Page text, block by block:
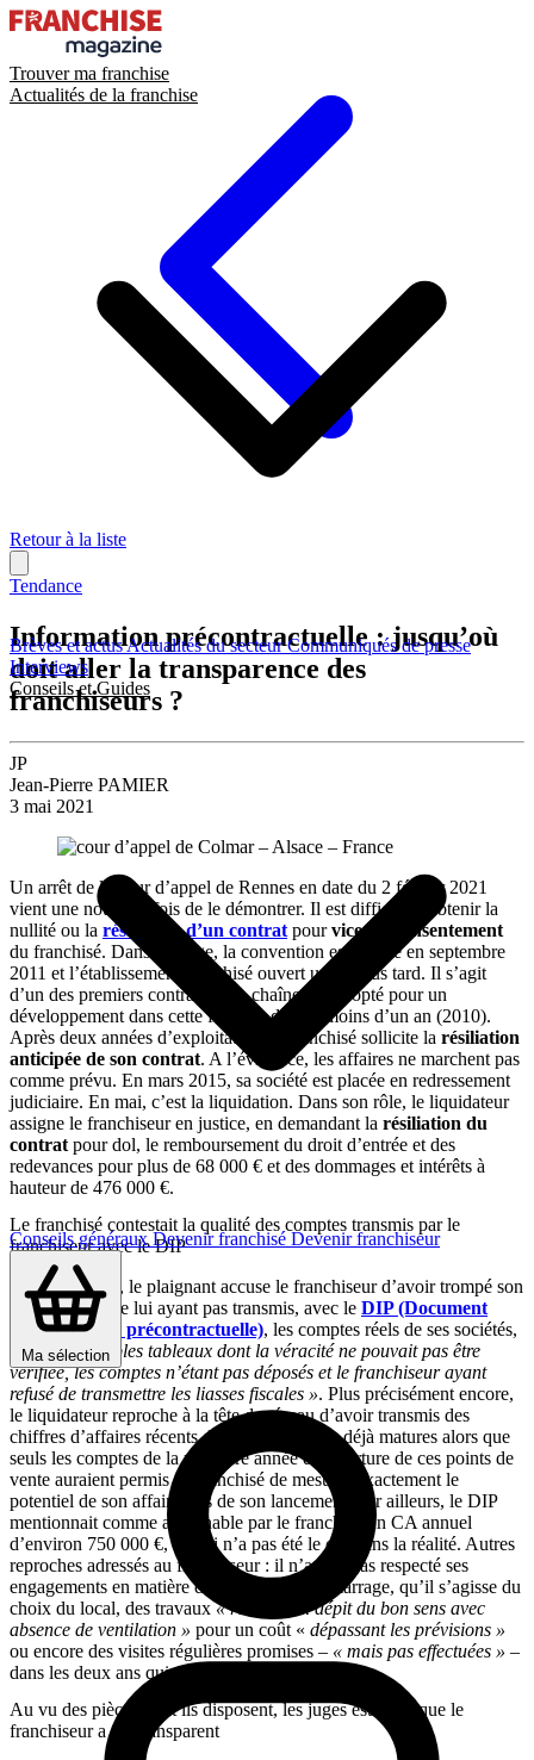
Trouver ma franchise
Actualités de la franchise
Brèves et actusActualités du secteurCommuniqués de presse
Interviews
Conseils et Guides
Conseils générauxDevenir franchisé Devenir franchiseur
Ma sélection
Retour à la liste
Tendance
Information précontractuelle : jusqu’où
doit aller la transparence des
franchiseurs ?
JP
Jean-Pierre PAMIER
3 mai 2021
Un arrêt de la cour d’appel de Rennes en date du 2 février 2021
vient une nouvelle fois de le démontrer. Il est difficile d’obtenir la
nullité ou la résiliation d’un contrat pourvice du consentement
du franchisé. Dans ce litige, la convention est signée en septembre
2011 et l’établissement franchisé ouvert un an plus tard. Il s’agit
d’un des premiers contrats de la chaîne, qui a opté pour un
développement dans cette formule depuis moins d’un an (2010).
Après deux années d’exploitation, le franchisé sollicite la résiliation
anticipée de son contrat. A l’évidence, les affaires ne marchent pas
comme prévu. En mars 2015, sa société est placée en redressement
judiciaire. En mai, c’est la liquidation. Dans son rôle, le liquidateur
assigne le franchiseur en justice, en demandant la résiliation du
contrat pour dol, le remboursement du droit d’entrée et des
redevances pour plus de 68 000 € et des dommages et intérêts à
hauteur de 476 000 €.
Le franchisé contestait la qualité des comptes transmis par le
franchiseur avec le DIP
Devant la cour, le plaignant accuse le franchiseur d’avoir trompé son
partenaire en ne lui ayant pas transmis, avec le DIP (Document
d’information précontractuelle), les comptes réels de ses sociétés,
« mais de simples tableaux dont la véracité ne pouvait pas être
vérifiée, les comptes n’étant pas déposés et le franchiseur ayant
refusé de transmettre les liasses fiscales ». Plus précisément encore,
le liquidateur reproche à la tête de réseau d’avoir transmis des
chiffres d’affaires récents d’unités en propre déjà matures alors que
seuls les comptes de la première année d’ouverture de ces points de
vente auraient permis au franchisé de mesurer exactement le
potentiel de son affaire lors de son lancement. Par ailleurs, le DIP
mentionnait comme atteignable par le franchisé un CA annuel
d’environ 750 000 €, ce qui n’a pas été le cas dans la réalité. Autres
reproches adressés au franchiseur : il n’aurait pas respecté ses
engagements en matière d’assistance au démarrage, qu’il s’agisse du
choix du local, des travaux« réalisés en dépit du bon sens avec
absence de ventilation » pour un coût « dépassant les prévisions »
ou encore des visites régulières promises – « mais pas effectuées » –
dans les deux ans qui ont suivi l’ouverture.
Au vu des pièces dont ils disposent, les juges estiment que le
franchiseur a été transparent